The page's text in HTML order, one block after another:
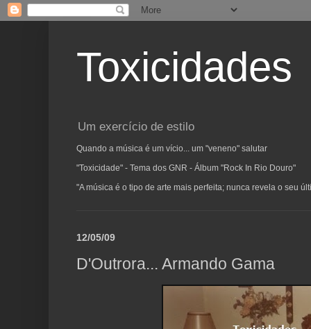
Toxicidades
Um exercício de estilo
Quando a música é um vício... um "veneno" salutar
"Toxicidade" - Tema dos GNR - Álbum "Rock In Rio Douro"
"A música é o tipo de arte mais perfeita; nunca revela o seu
12/05/09
D'Outrora... Armando Gama